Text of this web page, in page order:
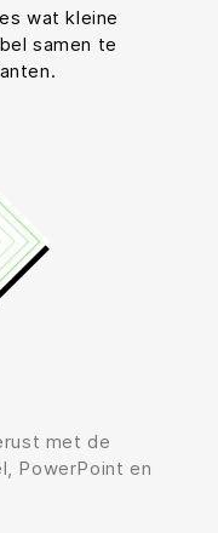
wat kleine
samen te
met de
PowerPoint en